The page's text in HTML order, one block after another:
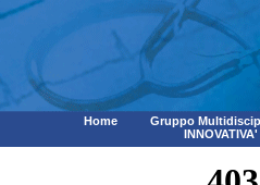
Home
Gruppo
INNOVATIVA'